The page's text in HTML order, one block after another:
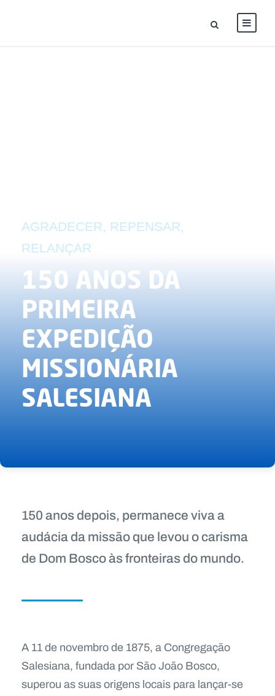
AGRADECER, REPENSAR,
RELANÇAR
150 ANOS DA
PRIMEIRA
EXPEDIÇÃO
MISSIONÁRIA
SALESIANA
150 anos depois, permanece viva a
audácia da missão que levou o carisma
de Dom Bosco às fronteiras do mundo.
A 11 de novembro de 1875, a Congregação
Salesiana, fundada por São João Bosco,
superou as suas origens locais para lançar-se